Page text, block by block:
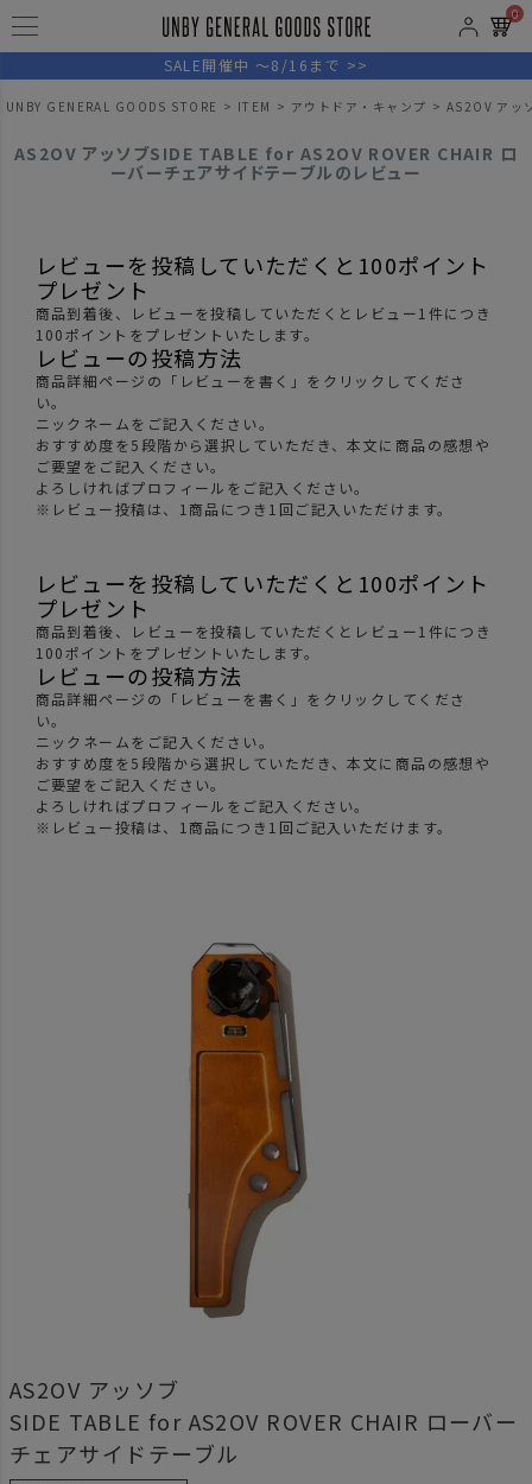
0
SALE開催中 ～8/16まで >>
UNBY GENERAL GOODS STORE ITEM アウトドア・キャンプ AS2OV アッ
AS2OV アッソブSIDE TABLE for AS2OV ROVER CHAIR ロ
ーバーチェアサイドテーブルのレビュー
レビューを投稿していただくと100ポイント
プレゼント
商品到着後、レビューを投稿していただくとレビュー1件につき
100ポイントをプレゼントいたします。
レビューの投稿方法
商品詳細ページの「レビューを書く」をクリックしてくださ
い。
ニックネームをご記入ください。
おすすめ度を5段階から選択していただき、本文に商品の感想や
ご要望をご記入ください。
よろしければプロフィールをご記入ください。
※レビュー投稿は、1商品につき1回ご記入いただけます。
レビューを投稿していただくと100ポイント
プレゼント
商品到着後、レビューを投稿していただくとレビュー1件につき
100ポイントをプレゼントいたします。
レビューの投稿方法
商品詳細ページの「レビューを書く」をクリックしてくださ
い。
ニックネームをご記入ください。
おすすめ度を5段階から選択していただき、本文に商品の感想や
ご要望をご記入ください。
よろしければプロフィールをご記入ください。
※レビュー投稿は、1商品につき1回ご記入いただけます。
AS2OV アッソブ
SIDE TABLE for AS2OV ROVER CHAIR ローバー
チェアサイドテーブル